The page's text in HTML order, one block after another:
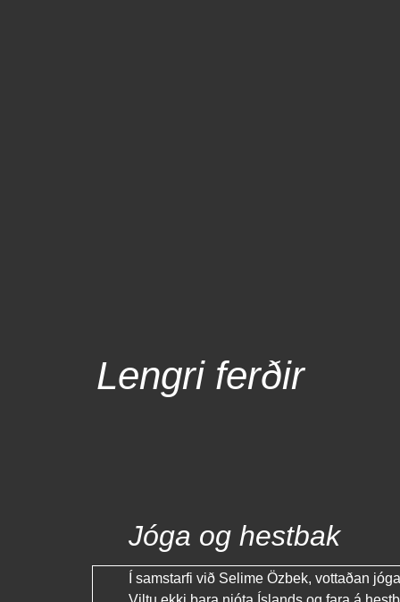
Lengri ferðir
Jóga og hestbak
Í samstarfi við Selime Özbek, vottaðan